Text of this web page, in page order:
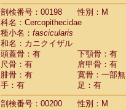
剖検番号：00198
性別：M
科名：Cercopithecidae
種小名： fascicularis
和名：カニクイザル
頭蓋骨：有
下顎骨：有
尺骨：有
肩甲骨：有
腓骨：有
寛骨：一部無
手：有
足：有
剖検番号：00200
性別：M